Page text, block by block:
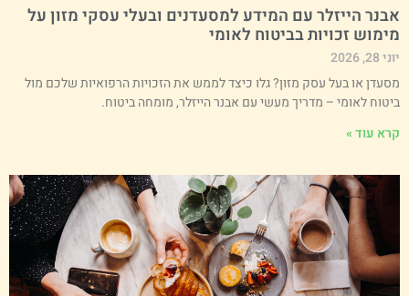
הייזלר עם המידע למסעדנים ובעלי עסקי מזון על
זכויות בביטוח לאומי
28, 2026
או בעל עסק מזון? גלו כיצד לממש את הזכויות הרפואיות שלכם מול
לאומי – מדריך מעשי עם אבנר הייזלר, מומחה ביטוח.
עוד »